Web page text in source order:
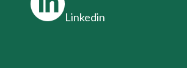
Linkedin